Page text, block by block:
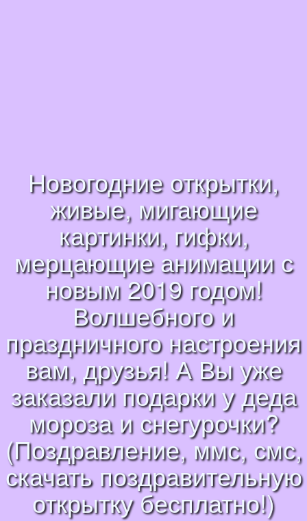
Новогодние открытки,
живые, мигающие
картинки, гифки,
мерцающие анимации с
новым 2019 годом!
Волшебного и
праздничного настроения
вам, друзья! А Вы уже
заказали подарки у деда
мороза и снегурочки?
(Поздравление, ммс, смс,
скачать поздравительную
открытку бесплатно!)